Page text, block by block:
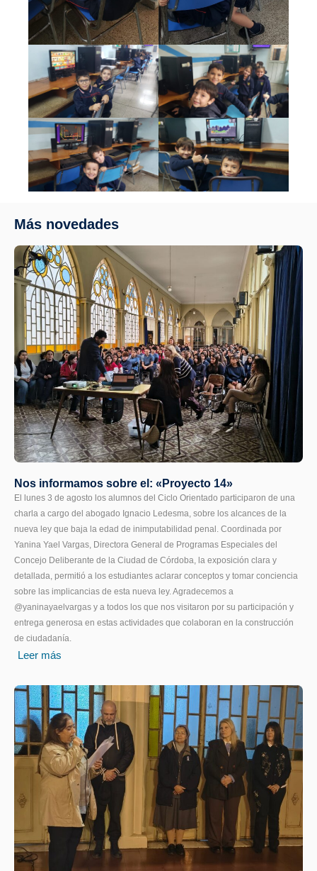
Más novedades
Nos informamos sobre el: «Proyecto 14»
El lunes 3 de agosto los alumnos del Ciclo Orientado participaron de una
charla a cargo del abogado Ignacio Ledesma, sobre los alcances de la
nueva ley que baja la edad de inimputabilidad penal. Coordinada por
Yanina Yael Vargas, Directora General de Programas Especiales del
Concejo Deliberante de la Ciudad de Córdoba, la exposición clara y
detallada, permitió a los estudiantes aclarar conceptos y tomar conciencia
sobre las implicancias de esta nueva ley. Agradecemos a
@yaninayaelvargas y a todos los que nos visitaron por su participación y
entrega generosa en estas actividades que colaboran en la construcción
de ciudadanía.
Leer más